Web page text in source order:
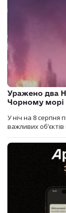
Уражено два
Чорному морі
У ніч на 8 серпня
важливих